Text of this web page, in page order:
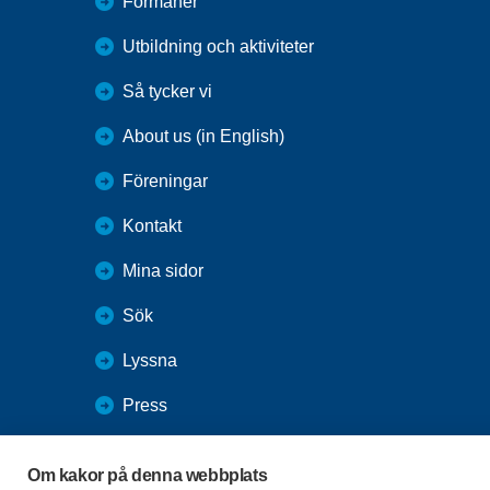
Om kakor på denna webbplats
Utbildning och aktiviteter
Så tycker vi
About us (in English)
Föreningar
Kontakt
Mina sidor
Sök
Lyssna
Press